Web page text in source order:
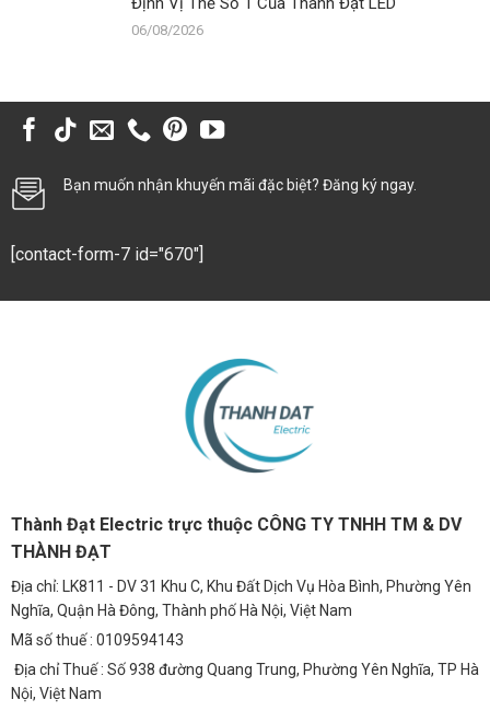
06/08/2026
Bạn muốn nhận khuyến mãi đặc biệt? Đăng ký ngay.
[contact-form-7 id="670"]
Thành Đạt Electric trực thuộc CÔNG TY TNHH TM & DV
THÀNH ĐẠT
Địa chỉ: LK811 - DV 31 Khu C, Khu Đất Dịch Vụ Hòa Bình, Phường Yên
Nghĩa, Quận Hà Đông, Thành phố Hà Nội, Việt Nam
Mã số thuế : 0109594143
Địa chỉ Thuế : Số 938 đường Quang Trung, Phường Yên Nghĩa, TP Hà
Nội, Việt Nam